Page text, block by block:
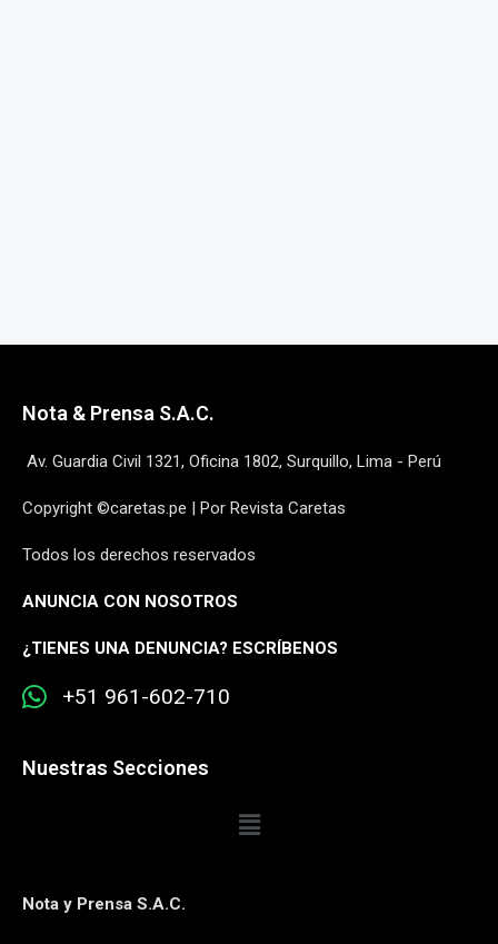
Nota & Prensa S.A.C.
Av. Guardia Civil 1321, Oficina 1802, Surquillo, Lima - Perú
Copyright ©caretas.pe | Por Revista Caretas
Todos los derechos reservados
ANUNCIA CON NOSOTROS
¿TIENES UNA DENUNCIA? ESCRÍBENOS
+51 961-602-710
Nuestras Secciones
Nota y Prensa S.A.C.